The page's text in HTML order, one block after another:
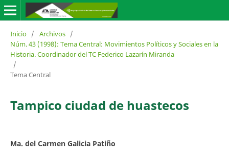
Inicio / Archivos /
Núm. 43 (1998): Tema Central: Movimientos Políticos y Sociales en la
Historia. Coordinador del TC Federico Lazarín Miranda
/
Tema Central
Tampico ciudad de huastecos
Ma. del Carmen Galicia Patiño